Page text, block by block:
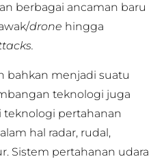
berbagai ancaman baru
drone hingga
bahkan menjadi suatu
teknologi juga
pertahanan
hal radar, rudal,
Sistem pertahanan udara